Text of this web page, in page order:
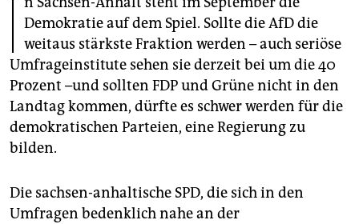
I Demokratie auf dem Spiel. Sollte die AfD die
weitaus stärkste Fraktion werden – auch seriöse
Umfrageinstitute sehen sie derzeit bei um die 40
Prozent –und sollten FDP und Grüne nicht in den
Landtag kommen, dürfte es schwer werden für die
demokratischen Parteien, eine Regierung zu
bilden.
Die sachsen-anhaltische SPD, die sich in den
Umfragen bedenklich nahe an der